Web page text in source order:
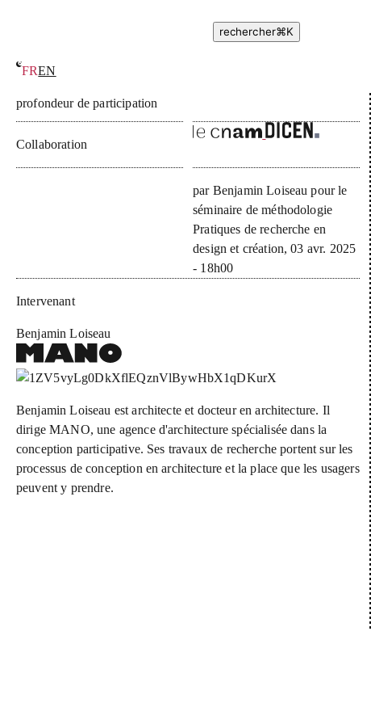
rechercher⌘K
FREN
profondeur de participation
Collaboration
par Benjamin Loiseau pourle
séminaire de méthodologie
Pratiques de recherche en
design et création, 03 avr. 2025
- 18h00
Intervenant
Benjamin Loiseau
Benjamin Loiseau est architecte et docteur en architecture. Il
dirige MANO, une agence d'architecture spécialisée dans la
conception participative. Ses travaux de recherche portent sur les
processus de conception en architecture et la place que les usagers
peuvent y prendre.